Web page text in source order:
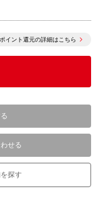
ポイント還元の詳細はこちら
せる
探す